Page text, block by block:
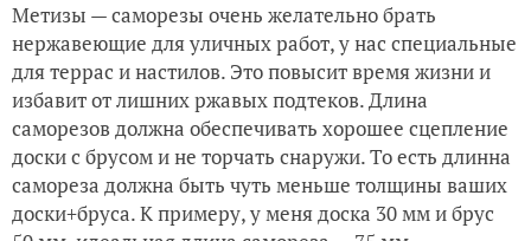
Метизы — саморезы очень желательно брать
нержавеющие для уличных работ, у нас специальные
для террас и настилов. Это повысит время жизни и
избавит от лишних ржавых подтеков. Длина
саморезов должна обеспечивать хорошее сцепление
доски с брусом и не торчать снаружи. То есть длинна
самореза должна быть чуть меньше толщины ваших
доски+бруса. К примеру, у меня доска 30 мм и брус